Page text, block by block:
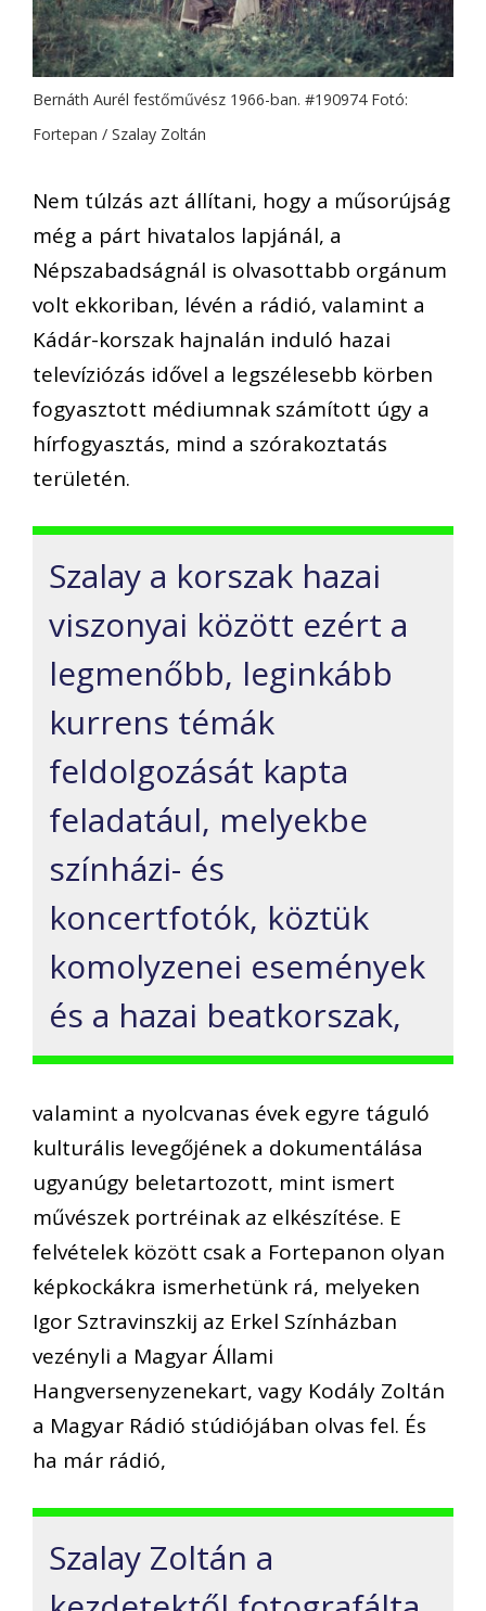
Bernáth Aurél festőművész 1966-ban. #190974 Fotó:
Fortepan / Szalay Zoltán
Nem túlzás azt állítani, hogy a műsorújság
még a párt hivatalos lapjánál, a
Népszabadságnál is olvasottabb orgánum
volt ekkoriban, lévén a rádió, valamint a
Kádár-korszak hajnalán induló hazai
televíziózás idővel a legszélesebb körben
fogyasztott médiumnak számított úgy a
hírfogyasztás, mind a szórakoztatás
területén.
Szalay a korszak hazai
viszonyai között ezért a
legmenőbb, leginkább
kurrens témák
feldolgozását kapta
feladatául, melyekbe
színházi- és
koncertfotók, köztük
komolyzenei események
és a hazai beatkorszak,
valamint a nyolcvanas évek egyre táguló
kulturális levegőjének a dokumentálása
ugyanúgy beletartozott, mint ismert
művészek portréinak az elkészítése. E
felvételek között csak a Fortepanon olyan
képkockákra ismerhetünk rá, melyeken
Igor Sztravinszkij az Erkel Színházban
vezényli a Magyar Állami
Hangversenyzenekart, vagy Kodály Zoltán
a Magyar Rádió stúdiójában olvas fel. És
ha már rádió,
Szalay Zoltán a